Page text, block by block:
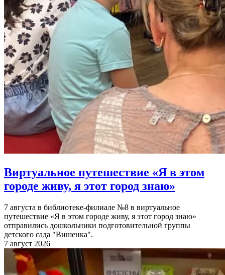
Виртуальное путешествие «Я в этом
городе живу, я этот город знаю»
7 августа в библиотеке-филиале №8 в виртуальное
путешествие «Я в этом городе живу, я этот город знаю»
отправились дошкольники подготовительной группы
детского сада "Вишенка".
7 август 2026